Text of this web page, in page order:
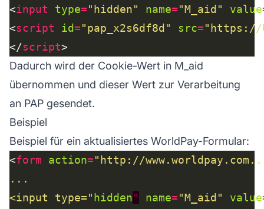
<input type="hidden" name="M_aid" value
<script id="pap_x2s6df8d" src="https://
</script
Dadurch wird der Cookie-Wert in M_aid
übernommen und dieser Wert zur Verarbeitung
an PAP gesendet.
Beispiel
Beispiel für ein aktualisiertes WorldPay-Formular:
<form action=
<input type="hidden" name="M_aid" value